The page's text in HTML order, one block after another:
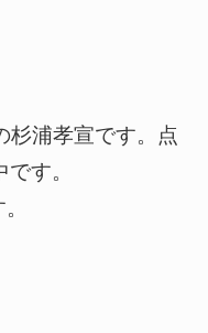
浦孝宣です。点
す。